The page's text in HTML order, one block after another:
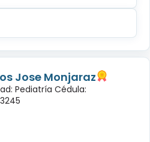
Jose Monjaraz
Pediatría Cédula: